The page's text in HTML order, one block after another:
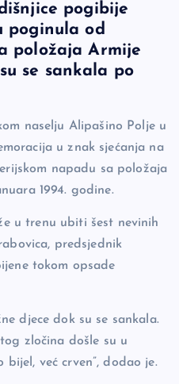
pogibije
poginula od
položaja Armije
se sankala po
naselju Alipašino Polje u
u znak sjećanja na
napadu sa položaja
1994. godine.
u trenu ubiti šest nevinih
predsjednik
tokom opsade
djece dok su se sankala.
zločina došle su u
već crven”, dodao je.